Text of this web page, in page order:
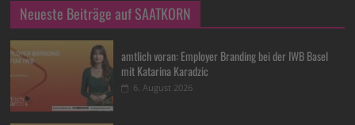
Neueste Beiträge auf SAATKORN
amtlich voran: Employer Branding bei der IWB Basel
mit Katarina Karadzic
6. August 2026